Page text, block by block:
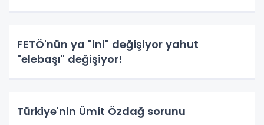
FETÖ'nün ya "ini" değişiyor yahut
"elebaşı" değişiyor!
Türkiye'nin Ümit Özdağ sorunu